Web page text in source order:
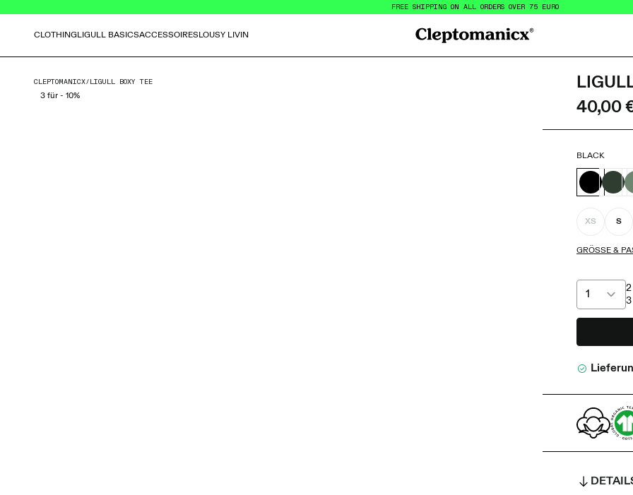
FREE SHIPPING ON ALL ORDERS OVER 75 EURO
CLOTHINGLIGULL BASICSACCESSOIRESLOUSY LIVIN
Cleptomanicx
CLEPTOMANICX/ LIGULL BOXY TEE
3 für - 10%
40,00
BLACK
XS S
GRÖSSE &
2
3